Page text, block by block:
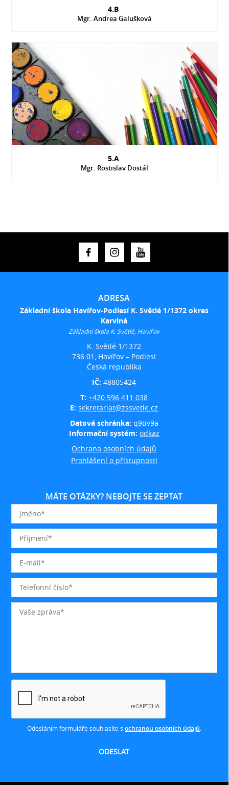
4.B
Mgr. Andrea Galušková
5.A
Mgr. Rostislav Dostál
ADRESA
Základní škola Havířov-Podlesí K. Světlé 1/1372 okres
Karviná
Základní škola K. Světlé, Havířov
K. Světlé 1/1372
736 01, Havířov – Podlesí
Česká republika
IČ:48805424
T:+420 596 411 038
E:sekretariat@zssvetle.cz
Datová schránka: q9tiv9a
Informační systém: odkaz
Ochrana osobních údajů
Prohlášení o přístupnosti
MÁTE OTÁZKY? NEBOJTE SE ZEPTAT
Odesláním formuláře souhlasíte s ochranou osobních údajů